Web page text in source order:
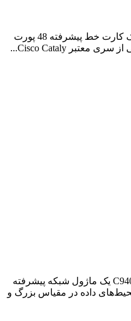
Cisco Catalyst C9400-LC-48HN یک کارت خط پیشرفته 48 پورت
ماژول شبکه سیسکو C9400-LC-48UX یک ماژول شبکه پیشرفته
داده در مقیاس بزرگ و